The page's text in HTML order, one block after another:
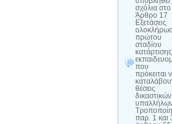
σχόλια στο
Άρθρο 17
Εξετάσεις
πρώτου
σταδίου
κατάρτισης
που
πρόκειται
θέσεις
δικαστικών
παρ. 1 και